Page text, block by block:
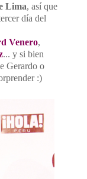
Lima, así que
día del
Venero,
... y si bien
Gerardo o
:)